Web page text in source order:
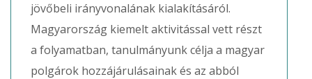
jövőbeli irányvonalának kialakításáról.
Magyarország kiemelt aktivitással vett részt
a folyamatban, tanulmányunk célja a magyar
polgárok hozzájárulásainak és az abból